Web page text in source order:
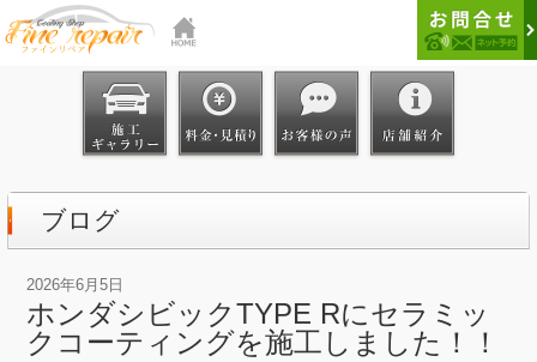
ブログ
2026年6月5日
ホンダシビックTYPE Rにセラミッ
クコーティングを施工しました！！